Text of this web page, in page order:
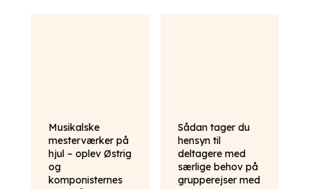
Musikalske
mesterværker på
hjul – oplev Østrig
og
komponisternes
Sådan tager du
hensyn til
deltagere med
særlige behov på
grupperejser med